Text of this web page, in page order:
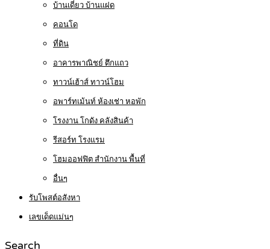
บ้านเดี่ยว บ้านแฝด
คอนโด
ที่ดิน
อาคารพาณิชย์ ตึกแถว
ทาวน์เฮ้าส์ ทาวน์โฮม
อพาร์ทเม้นท์ ห้องเช่า หอพัก
โรงงาน โกดัง คลังสินค้า
รีสอร์ท โรงแรม
โฮมออฟฟิต สำนักงาน พื้นที่
อื่นๆ
รับโพสต์อสังหา
เลขเด็ดแม่นๆ
Search